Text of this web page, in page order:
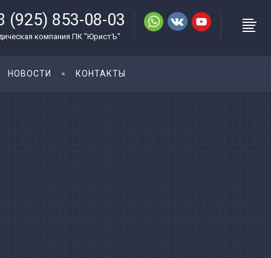
(925) 853-08-03
компания ПК "ЮристЪ"
НОВОСТИ КОНТАКТЫ